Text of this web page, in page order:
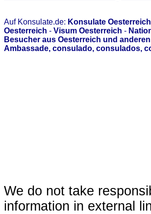
Auf Konsulate.de: Konsulate Oesterreich
Oesterreich - Visum Oesterreich -
Besucher aus Oesterreich und
Ambassade, consulado, consulados,
We do not take
information in external